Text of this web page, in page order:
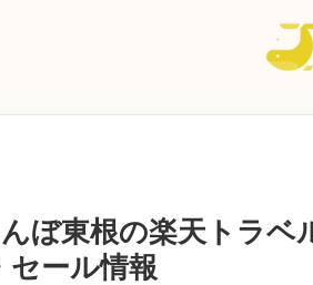
ぼ東根の楽天トラベ
セール情報